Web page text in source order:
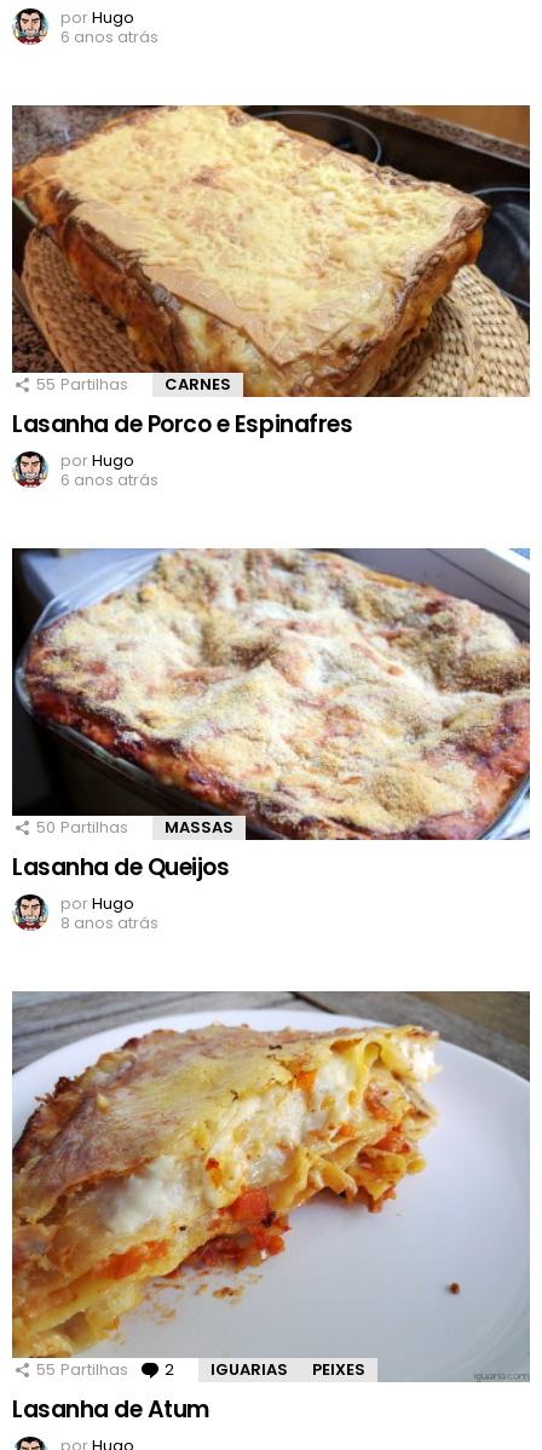
porHugo
6 anos atrás
55 Partilhas CARNES
Lasanha de Porco e Espinafres
porHugo
6 anos atrás
50 Partilhas MASSAS
Lasanha de Queijos
porHugo
8 anos atrás
55 Partilhas 2 Comentários
IGUARIAS PEIXES
Lasanha de Atum